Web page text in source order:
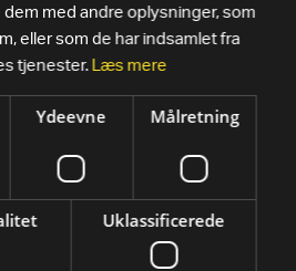
dem med andre oplysninger, som
eller som de har indsamlet fra
tjenester.
Læs mere
Ydeevne Målretning
Uklassificerede